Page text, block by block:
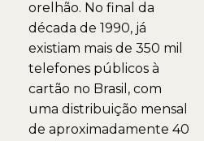
orelhão. No final da
década de 1990, já
existiam mais de 350 mil
telefones públicos à
cartão no Brasil, com
uma distribuição mensal
de aproximadamente 40